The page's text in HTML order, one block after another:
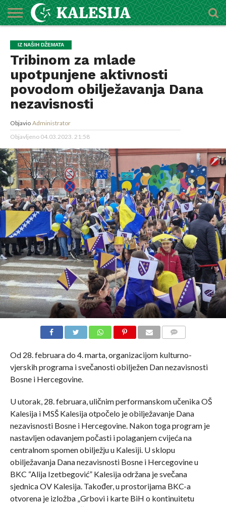
O
MEDŽLISU
DŽEMATI
IMAMI
MEKTEBSKI
CENTAR
VIJESTI
HUTBE
NAJAVE
KALENDAR
KONTAKT
IZ NAŠIH DŽEMATA
Tribinom za mlade
upotpunjene aktivnosti
povodom obilježavanja Dana
nezavisnosti
Objavio Administrator
Objavljeno 04.03.2023. 21:58
Od 28. februara do 4. marta, organizacijom kulturno-
vjerskih programa i svečanosti obilježen Dan nezavisnosti
Bosne i Hercegovine.
U utorak, 28. februara, uličnim performanskom učenika OŠ
Kalesija i MSŠ Kalesija otpočelo je obilježavanje Dana
nezavisnosti Bosne i Hercegovine. Nakon toga program je
nastavljen odavanjem počasti i polaganjem cvijeća na
centralnom spomen obilježju u Kalesiji. U sklopu
obilježavanja Dana nezavisnosti Bosne i Hercegovine u
BKC “Alija Izetbegović” Kalesija održana je svečana
sjednica OV Kalesija. Također, u prostorijama BKC-a
otvorena je izložba „Grbovi i karte BiH o kontinuitetu